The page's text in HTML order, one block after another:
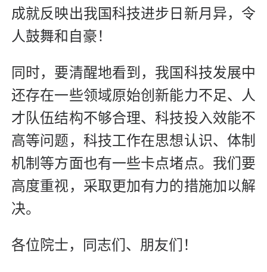
成就反映出我国科技进步日新月异，令
人鼓舞和自豪！
同时，要清醒地看到，我国科技发展中
还存在一些领域原始创新能力不足、人
才队伍结构不够合理、科技投入效能不
高等问题，科技工作在思想认识、体制
机制等方面也有一些卡点堵点。我们要
高度重视，采取更加有力的措施加以解
决。
各位院士，同志们、朋友们！